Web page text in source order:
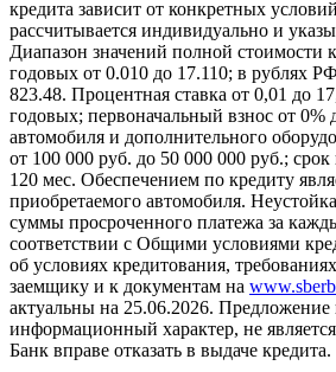
кредита зависит от конкретных
рассчитывается индивидуально и
Диапазон значений полной стоимости
годовых от 0.010 до 17.110; в рублях
823.48. Процентная ставка от 0,01 до
годовых; первоначальный взнос от 0%
автомобиля и дополнительного
от 100 000 руб. до 50 000 000 руб.;
120 мес. Обеспечением по кредиту
приобретаемого автомобиля.
суммы просроченного платежа за
соответствии с Общими условиями
об условиях кредитования,
заемщику и к документам на
актуальны на 25.06.2026. Предложение
информационный характер, не
Банк вправе отказать в выдаче кредита.